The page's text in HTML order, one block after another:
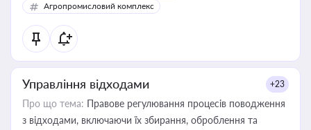
Агропромисловий комплекс
Управління відходами +23
Про що тема: Правове регулювання процесів поводження
з відходами, включаючи їх збирання, оброблення та